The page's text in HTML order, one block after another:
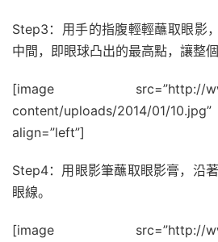
Step3：用手的指腹輕輕蘸取眼影
中間，即眼球凸出的最高點，讓整
[image src=”http://
content/uploads/2014/01/
align=”left”]
Step4：用眼影筆蘸取眼影膏，沿
眼線。
[image src=”http://